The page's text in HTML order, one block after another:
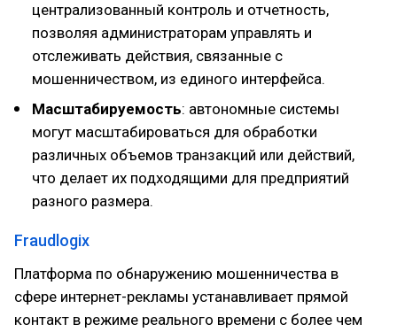
централизованный контроль и отчетность,
позволяя администраторам управлять и
отслеживать действия, связанные с
мошенничеством, из единого интерфейса.
Масштабируемость: автономные системы
могут масштабироваться для обработки
различных объемов транзакций или действий,
что делает их подходящими для предприятий
разного размера.
Fraudlogix
Платформа по обнаружению мошенничества в
сфере интернет-рекламы устанавливает прямой
контакт в режиме реального времени с более чем